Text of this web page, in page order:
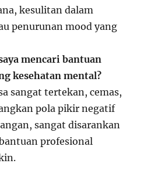
kesulitan dalam
penurunan mood yang
mencari bantuan
kesehatan mental?
sangat tertekan, cemas,
pola pikir negatif
sangat disarankan
profesional